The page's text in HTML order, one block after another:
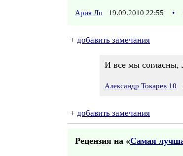
Ария Лп 19.09.2010 22:55 •
+ добавить замечания
И все мы согласны,
Александр Токарев 10
+ добавить замечания
Рецензия на «Самая